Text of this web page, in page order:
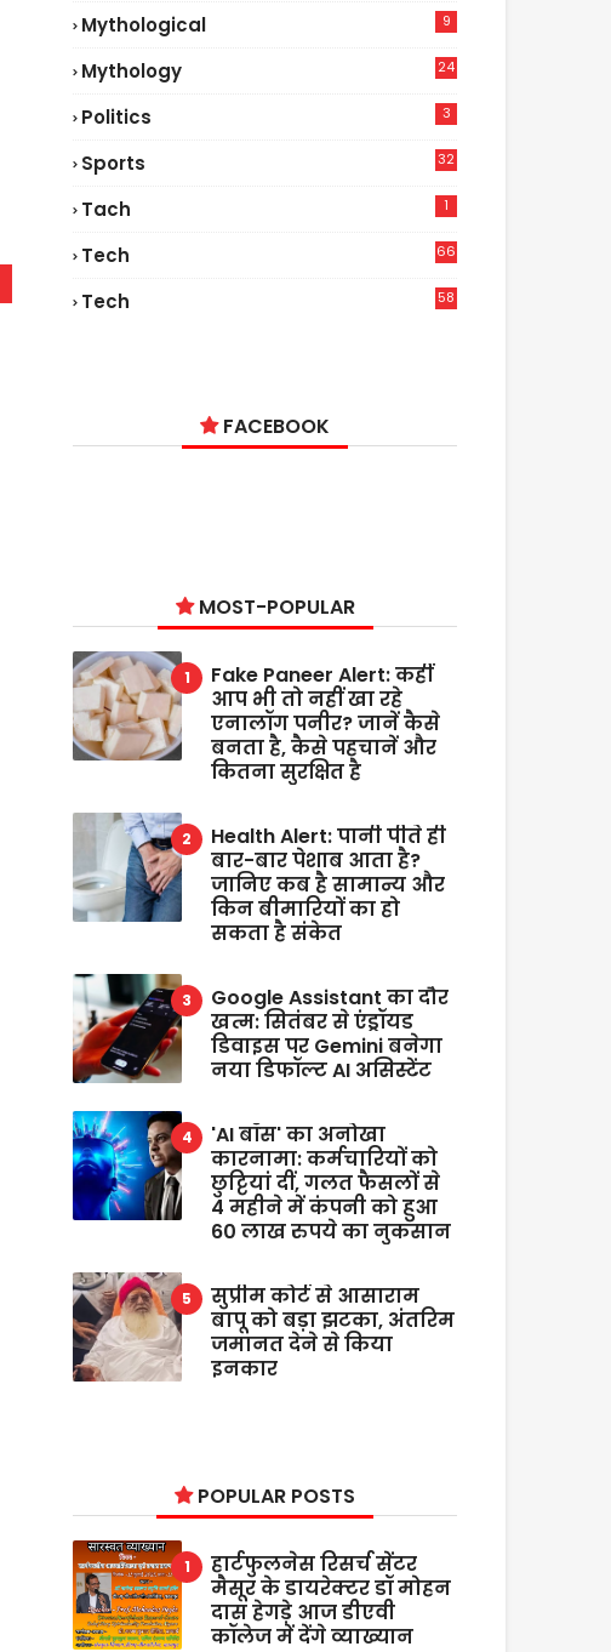
Mythological 9
Mythology 24
Politics 3
Sports 32
Tach 1
Tech
66
Tech
58
FACEBOOK
MOST-POPULAR
Fake Paneer Alert: कहीं
आप भी तो नहीं खा रहे
एनालॉग पनीर? जानें कैसे
बनता है, कैसे पहचानें और
कितना सुरक्षित है
Health Alert: पानी पीते ही
बार-बार पेशाब आता है?
जानिए कब है सामान्य और
किन बीमारियों का हो
सकता है संकेत
Google Assistant का दौर
खत्म: सितंबर से एंड्रॉयड
डिवाइस पर Gemini बनेगा
नया डिफॉल्ट AI असिस्टेंट
'AI बॉस' का अनोखा
कारनामा: कर्मचारियों को
छुट्टियां दीं, गलत फैसलों से
4 महीने में कंपनी को हुआ
60 लाख रुपये का नुकसान
सुप्रीम कोर्ट से आसाराम
बापू को बड़ा झटका, अंतरिम
जमानत देने से किया
इनकार
POPULAR POSTS
हार्टफुलनेस रिसर्च सेंटर
मैसूर के डायरेक्टर डॉ मोहन
दास हेगड़े आज डीएवी
कॉलेज में देंगे व्याख्यान